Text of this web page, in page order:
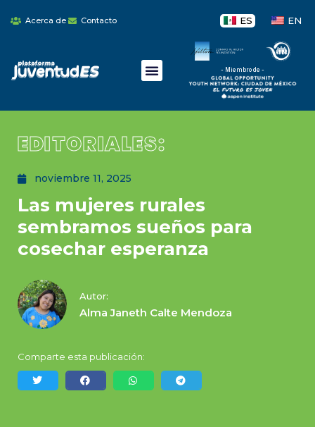
Acerca de Contacto ES EN
- Miembro de -
EDITORIALES:
noviembre 11, 2025
Las mujeres rurales
sembramos sueños para
cosechar esperanza
Autor:
Alma Janeth Calte Mendoza
Comparte esta publicación: